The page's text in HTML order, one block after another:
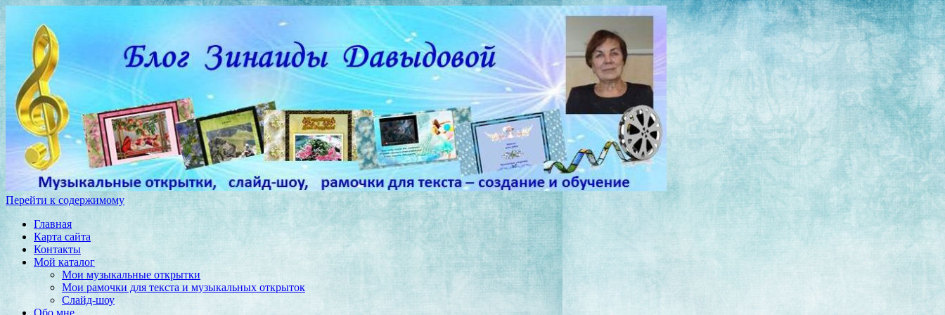
Перейти к содержимому
Главная
Карта сайта
Контакты
Мой каталог
Мои музыкальные открытки
Мои рамочки для текста и музыкальных открыток
Слайд-шоу
Обо мне